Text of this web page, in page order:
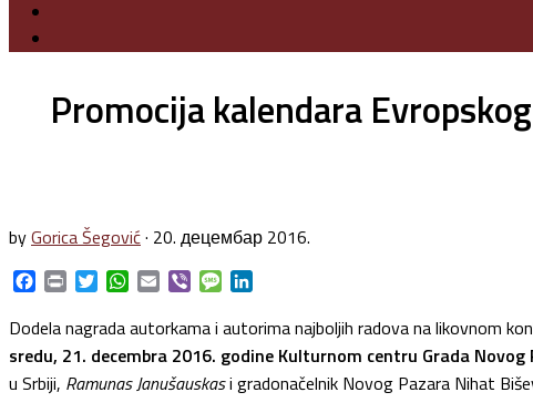
Promocija kalendara
byGorica Šegović· 20. децембар 2016.
Facebook
Print TwitterWhatsApp
Email Viber Message
Dodela nagrada autorkama i autorima najboljih radova na likovnom
sredu, 21. decembra 2016. godine Kulturnom centru Grada Novog
u Srbiji, Ramunas Janušauskasi gradonačelnik Novog Pazara Nihat